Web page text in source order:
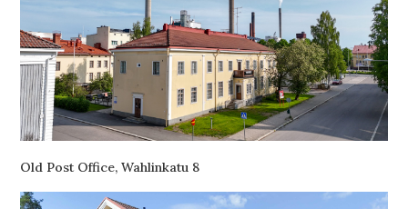
Old Post Office, Wahlinkatu 8